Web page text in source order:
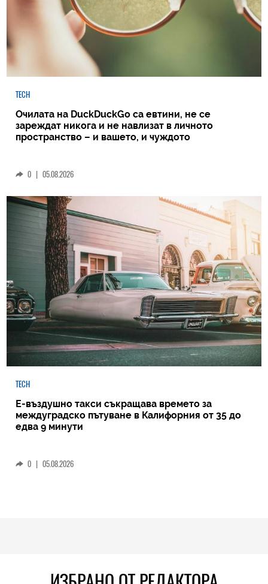
TECH
Очилата на DuckDuckGo са евтини, не се
зареждат никога и не навлизат в личното
пространство – и вашето, и чуждото
0 | 05.08.2026
TECH
Е-въздушно такси съкращава времето за
междуградско пътуване в Калифорния от 35 до
едва 9 минути
0 | 05.08.2026